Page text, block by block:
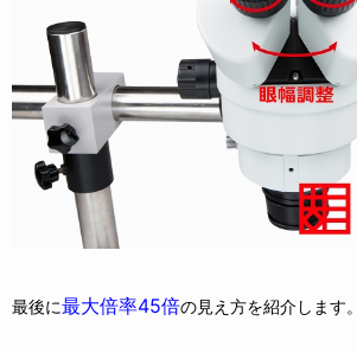
最後に最大倍率45倍の見え方を紹介します。